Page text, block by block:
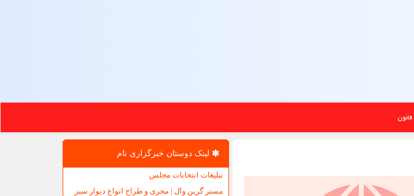
قانون
لینک دوستان خبرگزاری نام
تبلیغات انتخابات مجلس
مستر گرین وال | مجری و طراح انواع دیوار سبز